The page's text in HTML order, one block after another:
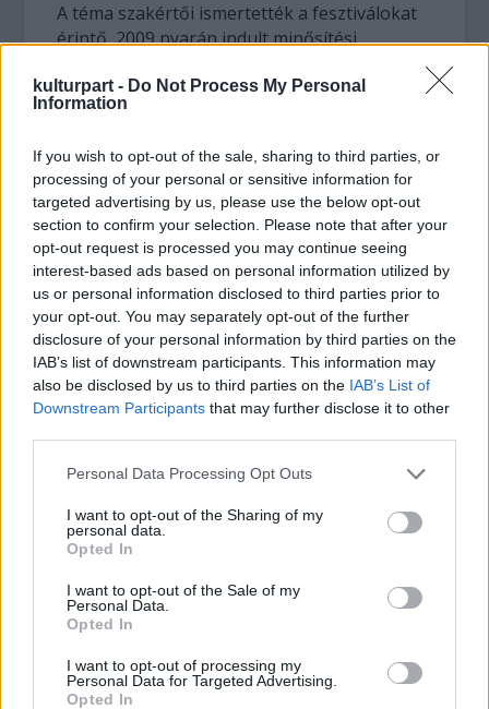
kulturpart - Do Not Process My Personal
Information
If you wish to opt-out of the sale, sharing to third parties, or
processing of your personal or sensitive information for
targeted advertising by us, please use the below opt-out
section to confirm your selection. Please note that after your
opt-out request is processed you may continue seeing
interest-based ads based on personal information utilized by
us or personal information disclosed to third parties prior to
your opt-out. You may separately opt-out of the further
disclosure of your personal information by third parties on the
IAB’s list of downstream participants. This information may
also be disclosed by us to third parties on the IAB’s List of
Downstream Participants that may further disclose it to other
Please note that this website/app uses one or more Google
not limited to your visit or usage behaviour. You may click to
grant or deny consent to Google and its third-party tags to
use your data for below specified purposes in below Google
consent section.
Personal Data Processing Opt Outs
I want to opt-out of the Sharing of my
personal data.
Opted In
I want to opt-out of the Sale of my
Personal Data.
Opted In
I want to opt-out of processing my
Personal Data for Targeted Advertising.
Opted In
A téma szakértői ismertették a fesztiválokat
érintő, 2009 nyarán indult minősítési
Ezek részletes elemzésére, a minősítésekről
szóló dokumentumok átadására december 2-
A szövetségi ülés záróeseményeként a
tagság által ajánlott támogatókat,
szponzorokat díjazták. Az Év Támogatója
kitüntetést a SPAR Magyarország
Kereskedelmi Kft., az Év Fesztivál Támogató
Önkormányzatai díjat Miskolc és
Százhalombatta kapták. Az Év
Médiatámogatója a Kisalföld napilap és
online csoport lett. A díjazottak képviselői
Szurdi Éva iparművész kerámiája mellett
oklevelet vehettek át.
A 2002-ben alakult Magyar Fesztivál
Szövetséget, a magyar és határon túli
fesztiválok érdekvédelmi civil szervezetét
jelenleg 133 szervezet, illetve 257 fesztivál
alkotja.
Forrás: